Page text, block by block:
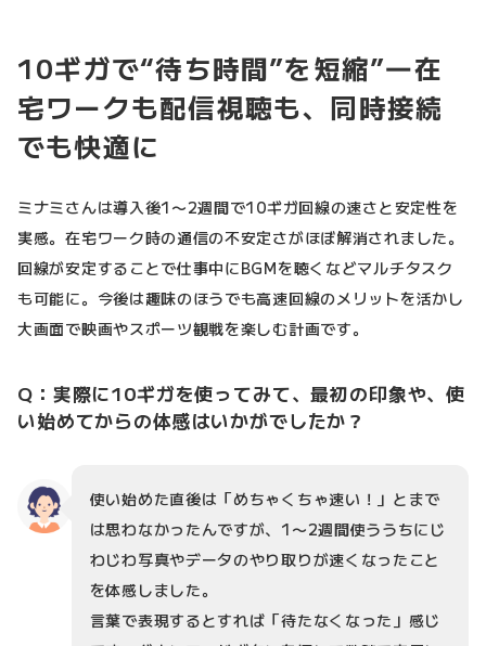
10ギガで“待ち時間”を短縮”―在
宅ワークも配信視聴も、同時接続
でも快適に
ミナミさんは導入後1〜2週間で10ギガ回線の速さと安定性を
実感。在宅ワーク時の通信の不安定さがほぼ解消されました。
回線が安定することで仕事中にBGMを聴くなどマルチタスク
も可能に。今後は趣味のほうでも高速回線のメリットを活かし
大画面で映画やスポーツ観戦を楽しむ計画です。
Q：実際に10ギガを使ってみて、最初の印象や、使
い始めてからの体感はいかがでしたか？
使い始めた直後は「めちゃくちゃ速い！」とまで
は思わなかったんですが、1〜2週間使ううちにじ
わじわ写真やデータのやり取りが速くなったこと
を体感しました。
言葉で表現するとすれば「待たなくなった」感じ